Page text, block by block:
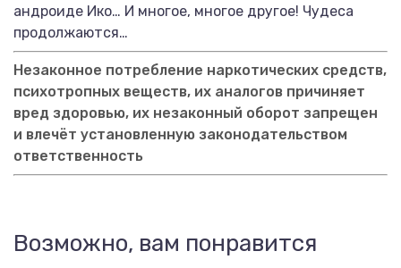
андроиде Ико… И многое, многое другое! Чудеса
продолжаются…
Незаконное потребление наркотических средств,
психотропных веществ, их аналогов причиняет
вред здоровью, их незаконный оборот запрещен
и влечёт установленную законодательством
ответственность
Возможно, вам понравится